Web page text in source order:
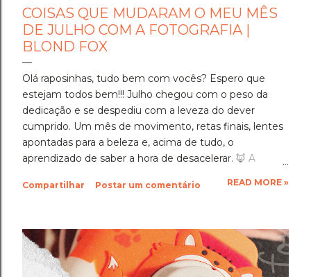
COISAS QUE MUDARAM O MEU MÊS
DE JULHO COM A FOTOGRAFIA |
BLOND FOX
Olá raposinhas, tudo bem com vocês? Espero que
estejam todos bem!!! Julho chegou com o peso da
dedicação e se despediu com a leveza do dever
cumprido. Um mês de movimento, retas finais, lentes
apontadas para a beleza e, acima de tudo, o
aprendizado de saber a hora de desacelerar. ​🦊 A
mês em que a disciplina atingiu o seu ponto mais alto.
importante foi um exercício de resiliência e entrega.
Aprendi que quando a gente se compromete de
verdade com um objetivo, a nossa mente descobre
Compartilhar Postar um comentário READ MORE »